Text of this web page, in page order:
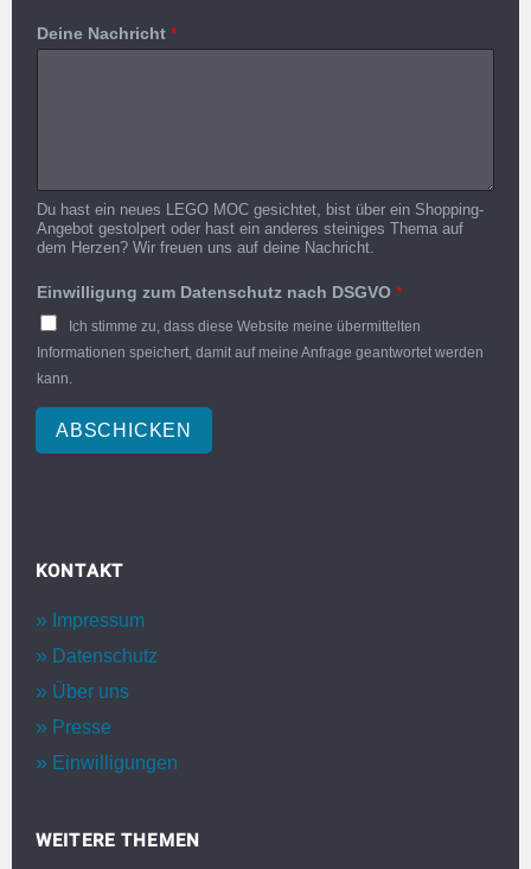
Deine Nachricht *
Du hast ein neues LEGO MOC gesichtet, bist über ein Shopping-
Angebot gestolpert oder hast ein anderes steiniges Thema auf
dem Herzen? Wir freuen uns auf deine Nachricht.
Einwilligung zum Datenschutz nach DSGVO *
Ich stimme zu, dass diese Website meine übermittelten
Informationen speichert, damit auf meine Anfrage geantwortet werden
kann.
ABSCHICKEN
KONTAKT
Impressum
Datenschutz
Über uns
Presse
Einwilligungen
WEITERE THEMEN